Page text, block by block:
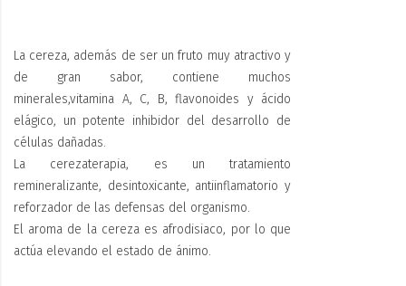
La cereza, además de ser un fruto muy atractivo y
de gran sabor, contiene muchos
minerales,vitamina A, C, B, flavonoides y ácido
elágico, un potente inhibidor del desarrollo de
células dañadas.
La cerezaterapia, es un tratamiento
remineralizante, desintoxicante, antiinflamatorio y
reforzador de las defensas del organismo.
El aroma de la cereza es afrodisiaco, por lo que
actúa elevando el estado de ánimo.